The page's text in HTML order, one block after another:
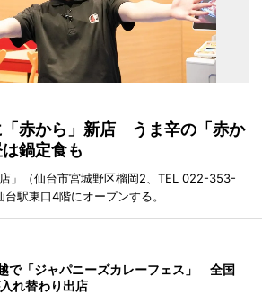
赤から」新店 うま辛の「赤か
鍋定食も
店」（仙台市宮城野区榴岡2、TEL 022-353-
駅東口4階にオープンする。
で「ジャパニーズカレーフェス」 全国
れ替わり出店